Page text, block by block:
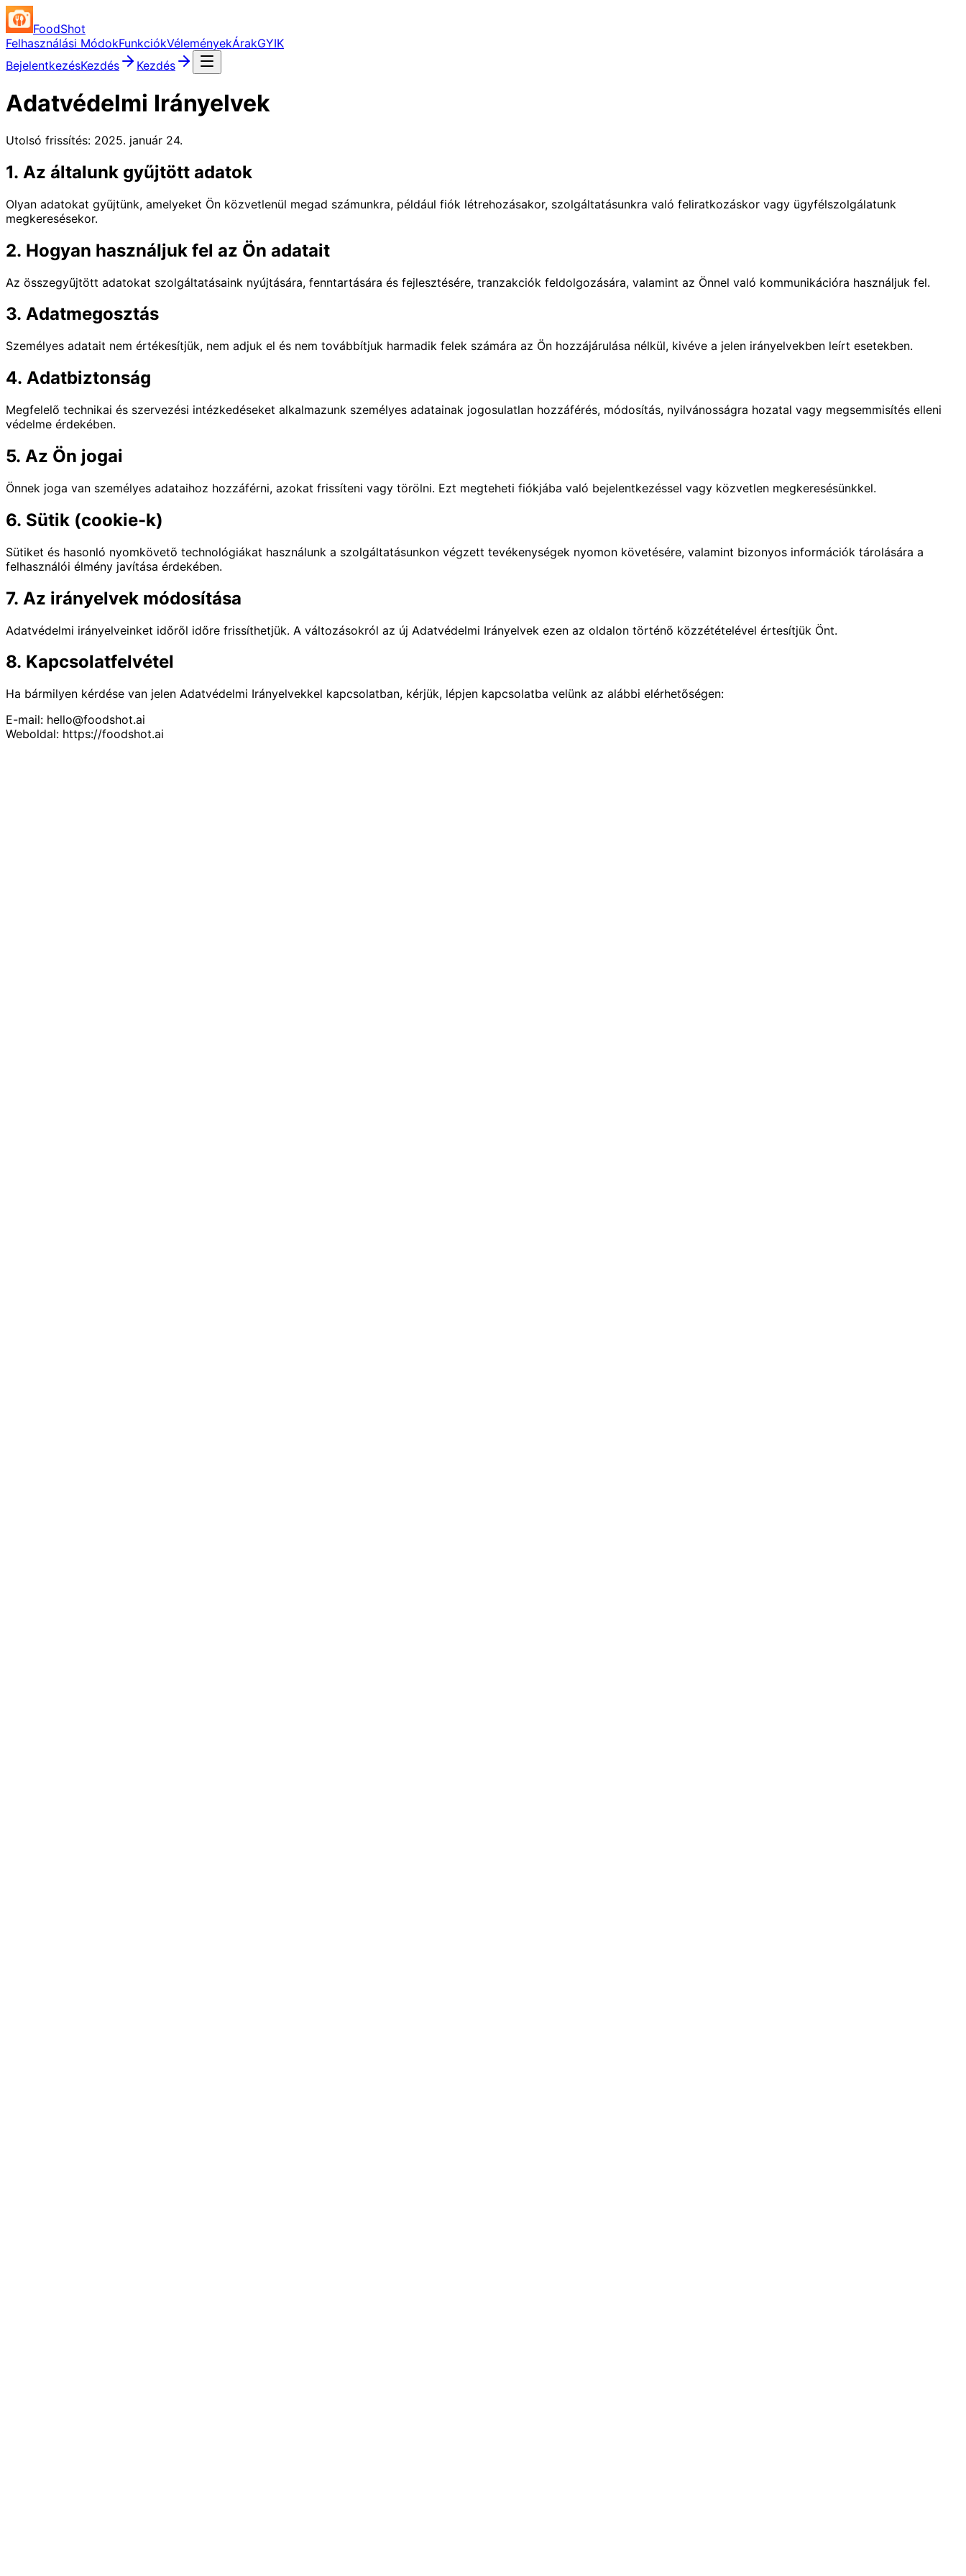
FoodShot
Felhasználási MódokFunkciókVéleményekÁrakGYIK
BejelentkezésKezdés Kezdés
Adatvédelmi Irányelvek
Utolsó frissítés: 2025. január 24.
1. Az általunk gyűjtött adatok
Olyan adatokat gyűjtünk, amelyeket Ön közvetlenül megad számunkra, például fiók létrehozásakor, szolgáltatásunkra való feliratkozáskor vagy ügyfélszolgálatunk
megkeresésekor.
2. Hogyan használjuk fel az Ön adatait
Az összegyűjtött adatokat szolgáltatásaink nyújtására, fenntartására és fejlesztésére, tranzakciók feldolgozására, valamint az Önnel való kommunikációra használjuk fel.
3. Adatmegosztás
Személyes adatait nem értékesítjük, nem adjuk el és nem továbbítjuk harmadik felek számára az Ön hozzájárulása nélkül, kivéve a jelen irányelvekben leírt esetekben.
4. Adatbiztonság
Megfelelő technikai és szervezési intézkedéseket alkalmazunk személyes adatainak jogosulatlan hozzáférés, módosítás, nyilvánosságra hozatal vagy megsemmisítés elleni
védelme érdekében.
5. Az Ön jogai
Önnek joga van személyes adataihoz hozzáférni, azokat frissíteni vagy törölni. Ezt megteheti fiókjába való bejelentkezéssel vagy közvetlen megkeresésünkkel.
6. Sütik (cookie-k)
Sütiket és hasonló nyomkövető technológiákat használunk a szolgáltatásunkon végzett tevékenységek nyomon követésére, valamint bizonyos információk tárolására a
felhasználói élmény javítása érdekében.
7. Az irányelvek módosítása
Adatvédelmi irányelveinket időről időre frissíthetjük. A változásokról az új Adatvédelmi Irányelvek ezen az oldalon történő közzétételével értesítjük Önt.
8. Kapcsolatfelvétel
Ha bármilyen kérdése van jelen Adatvédelmi Irányelvekkel kapcsolatban, kérjük, lépjen kapcsolatba velünk az alábbi elérhetőségen:
E-mail: hello@foodshot.ai
Weboldal: https://foodshot.ai